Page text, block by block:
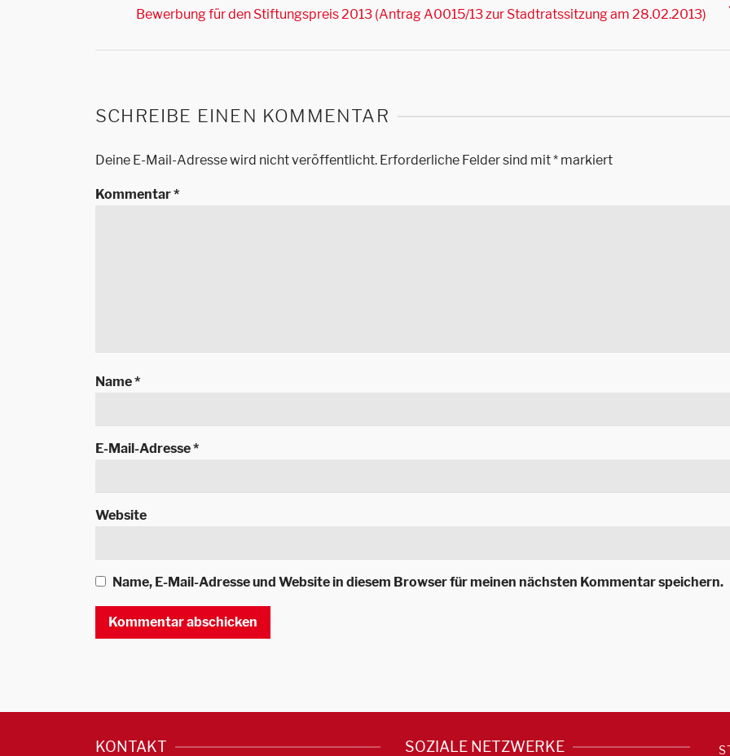
Bewerbung für den Stiftungspreis 2013 (Antrag A0015/13 zur Stadtratssitzung am 28.02.2013)
SCHREIBE EINEN KOMMENTAR
Deine E-Mail-Adresse wird nicht veröffentlicht. Erforderliche Felder sind mit* markiert
Kommentar*
Name*
E-Mail-Adresse*
Website
Name, E-Mail-Adresse und Website in diesem Browser für meinen nächsten Kommentar speichern.
KONTAKT SOZIALE NETZWERKE